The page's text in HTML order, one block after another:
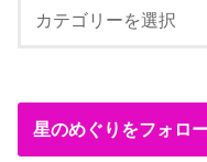
星のめぐりをフォロ